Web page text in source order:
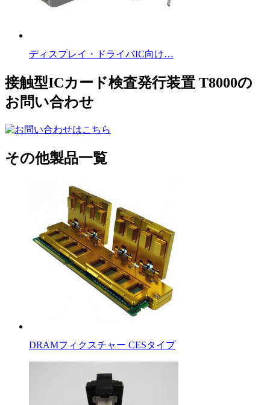
ディスプレイ・ドライバIC向け…
接触型ICカード検査発行装置 T8000の
お問い合わせ
その他製品一覧
DRAMフィクスチャー CESタイプ